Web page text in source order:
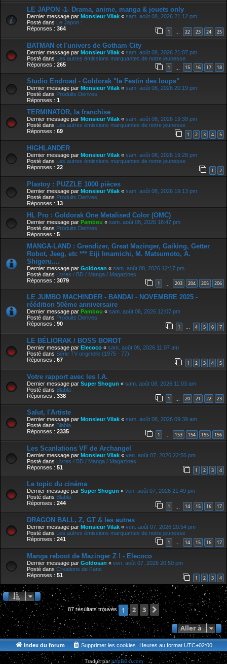
LE JAPON -1- Drama, anime, manga & jouets only
Dernier message par Monsieur Vilak « sam. août 08, 2026 21:12 pm
Posté dans Le Japon :
Réponses : 364 1 … 22 23 24 25
BATMAN et l'univers de Gotham City
Dernier message par Monsieur Vilak « sam. août 08, 2026 21:07 pm
Posté dans Les autres émissions marquantes de notre jeunesse
Réponses : 265 1 15 16 17 18
Studio Endroad - Goldorak "le Festin des loups"
Dernier message par Monsieur Vilak « sam. août 08, 2026 20:19 pm
Posté dans Produits Derives
Réponses : 1
TERMINATOR, la franchise
Dernier message par Monsieur Vilak « sam. août 08, 2026 19:38 pm
Posté dans
Les autres émissions marquantes de notre jeunesse
Réponses : 69 1 2 3 4 5
HIGHLANDER
Dernier message par Monsieur Vilak « sam. août 08, 2026 19:28 pm
Posté dans Les autres émissions marquantes de notre jeunesse
Réponses : 22 1 2
Plastoy : PUZZLE 1000 pièces
Dernier message par Monsieur Vilak « sam. août 08, 2026 19:13 pm
Posté dans Produits Derives
Réponses : 13
HL Pro : Goldorak One Metalised Color (OMC)
Dernier message par Pambou « sam. août 08, 2026 18:47 pm
Posté dans Produits Derives
Réponses : 5
MANGA-LAND : Grendizer, Great Mazinger, Gaiking, Getter
Robot, Jeeg, etc *** Eiji Imamichi, M. Matsumoto, A.
Shigeru....
Dernier message par Goldosan « sam. août 08, 2026 12:17 pm
Posté dans Livres / BD / Manga / Magazines
Réponses : 3079 1 203 204 205 206
LE JUMBO MACHINDER - BANDAI - NOVEMBRE 2025 -
réédition 50ème anniversaire
Dernier message par Pambou « sam. août 08, 2026 12:07 pm
Posté dans Produits Derives
Réponses : 90 1 … 4 5 6 7
LE BÉLIORAK / BOSS BOROT
Dernier message par Elecoco « sam. août 08, 2026 11:07 am
Posté dans Série TV originelle (1975 - 77)
Réponses : 67 1 2 3 4 5
Votre rapport avec les I.A.
Dernier message par Super Shogun « sam. août 08, 2026 11:03 am
Posté dans Blabla
Réponses : 338 1 20 21 22 23
Salut, l'Artiste
Dernier message par Monsieur Vilak « sam. août 08, 2026 09:39 am
Posté dans Blabla
Réponses : 2335 1 … 153 154 155 156
Les Scanlations VF de Archangel
Dernier message par Monsieur Vilak « ven. août 07, 2026 22:56 pm
Posté dans Livres / BD / Manga / Magazines
Réponses : 51 1 2 3 4
Le topic du cinéma
Dernier message par Super Shogun « ven. août 07, 2026 21:49 pm
Posté dans Blabla
Réponses : 244 1 14 15 16 17
DRAGON BALL, Z, GT & les autres
Dernier message par Monsieur Vilak « ven. août 07, 2026 20:54 pm
Posté dans Les autres émissions marquantes de notre jeunesse
Réponses : 241 1 … 14 15 16 17
Manga reboot de Mazinger Z ! - Elecoco
Dernier message par Goldosan « ven. août 07, 2026 20:50 pm
Posté dans Creations de Fans
Réponses : 51 1 2 3 4
87 résultats trouvés 1 2 3
Suivante
Aller à
Index du forum Heures au format UTC+02:00
Supprimer les cookies
Traduit parphpBB-fr.com